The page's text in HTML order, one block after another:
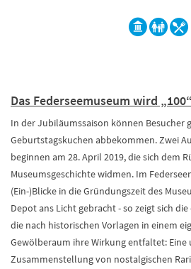
Das Federseemuseum wird „100“
In der Jubiläumssaison können Besucher
Geburtstagskuchen abbekommen. Zwei
beginnen am 28. April 2019, die sich dem
Museumsgeschichte widmen. Im
(Ein-)Blicke in die Gründungszeit des
Depot ans Licht gebracht - so zeigt sich
die nach historischen Vorlagen in einem
Gewölberaum ihre Wirkung entfaltet:
Zusammenstellung von nostalgischen